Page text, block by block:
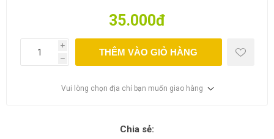
35.000đ
i
h
THÊM VÀO GIỎ HÀNG
Vui lòng chọn địa chỉ bạn muốn giao hàng
Chia sẻ: